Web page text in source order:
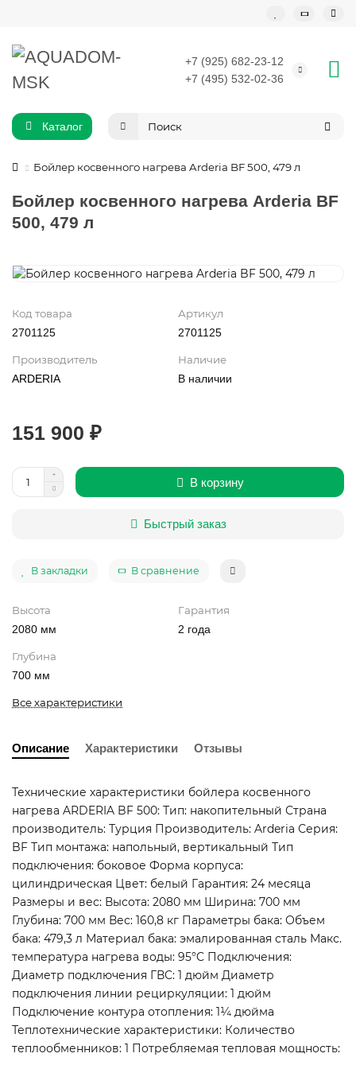
+7 (925) 682-23-12
+7 (495) 532-02-36
Каталог
Бойлер косвенного нагрева Arderia BF 500, 479 л
Бойлер косвенного нагрева Arderia BF
500, 479 л
Код товара
2701125
Артикул
2701125
Производитель
ARDERIA
Наличие
В наличии
151 900 ₽
В корзину
Быстрый заказ
В закладки В сравнение
Высота
2080 мм
Гарантия
2 года
Глубина
700 мм
Все характеристики
Описание Характеристики Отзывы
Технические характеристики бойлера косвенного
нагрева ARDERIA BF 500: Тип: накопительный Страна
производитель: Турция Производитель: Arderia Серия:
BF Тип монтажа: напольный, вертикальный Тип
подключения: боковое Форма корпуса:
цилиндрическая Цвет: белый Гарантия: 24 месяца
Размеры и вес: Высота: 2080 мм Ширина: 700 мм
Глубина: 700 мм Вес: 160,8 кг Параметры бака: Объем
бака: 479,3 л Материал бака: эмалированная сталь Макс.
температура нагрева воды: 95°C Подключения:
Диаметр подключения ГВС: 1 дюйм Диаметр
подключения линии рециркуляции: 1 дюйм
Подключение контура отопления: 1¼ дюйма
Теплотехнические характеристики: Количество
теплообменников: 1 Потребляемая тепловая мощность: